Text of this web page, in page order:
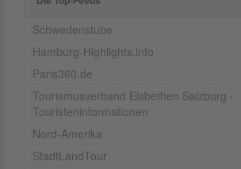
Schwedenstube
Hamburg-Highlights.info
Paris360.de
Tourismusverband Elsbethen Salzburg -
Touristeninformationen
Nord-Amerika
StadtLandTour